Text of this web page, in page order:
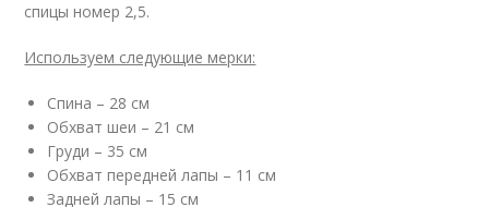
спицы номер 2,5.
Используем следующие мерки:
Спина – 28 см
Обхват шеи – 21 см
Груди – 35 см
Обхват передней лапы – 11 см
Задней лапы – 15 см